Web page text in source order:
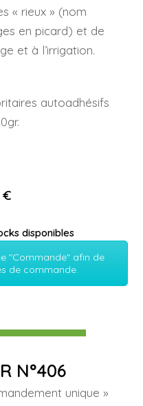
« rieux » (nom
en picard) et de
et à l’irrigation.
autoadhésifs
€
disponibles
"Commande" afin de
de commande.
N°406
unique »